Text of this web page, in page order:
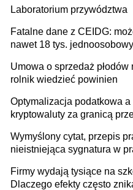
Laboratorium przywództwa
Fatalne dane z CEIDG:
nawet 18 tys.
Umowa o sprzedaż płodów
rolnik wiedzieć powinien
Optymalizacja podatkowa a
kryptowaluty za granicą
Wymyślony cytat, przepis
nieistniejąca sygnatura w
firmie
Firmy wydają tysiące na
Dlaczego efekty często